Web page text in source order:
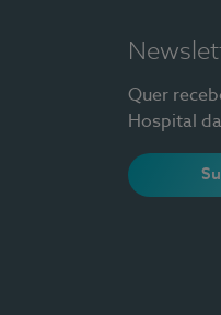
Quer
Hospital